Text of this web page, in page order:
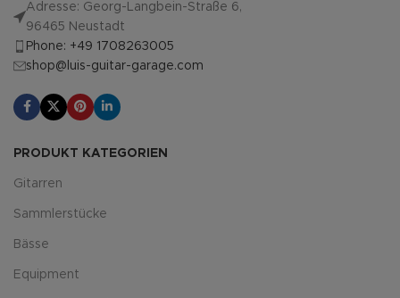
Adresse: Georg-Langbein-Straße 6,
96465 Neustadt
Phone: +49 1708263005
shop@luis-guitar-garage.com
PRODUKT KATEGORIEN
Gitarren
Sammlerstücke
Bässe
Equipment